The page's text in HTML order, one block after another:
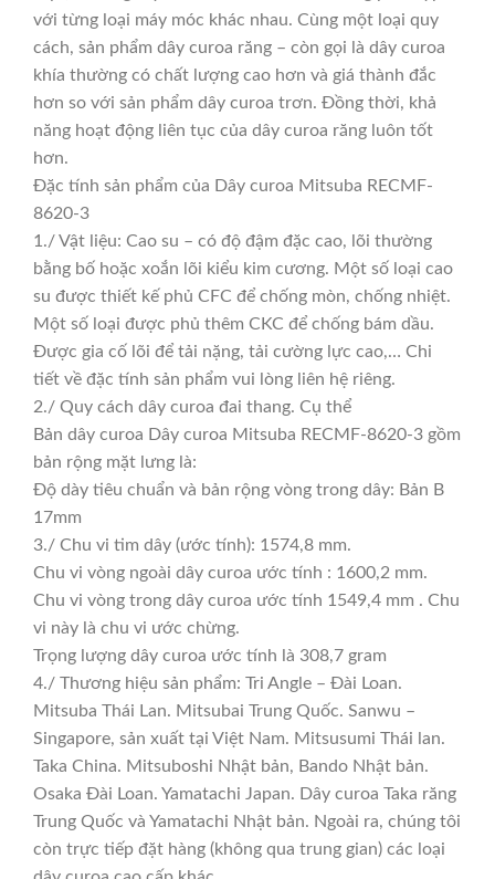
với từng loại máy móc khác nhau. Cùng một loại quy
cách, sản phẩm dây curoa răng – còn gọi là dây curoa
khía thường có chất lượng cao hơn và giá thành đắc
hơn so với sản phẩm dây curoa trơn. Đồng thời, khả
năng hoạt động liên tục của dây curoa răng luôn tốt
hơn.
Đặc tính sản phẩm của Dây curoa Mitsuba RECMF-
8620-3
1./ Vật liệu: Cao su – có độ đậm đặc cao, lõi thường
bằng bố hoặc xoắn lõi kiểu kim cương. Một số loại cao
su được thiết kế phủ CFC để chống mòn, chống nhiệt.
Một số loại được phủ thêm CKC để chống bám dầu.
Được gia cố lõi để tải nặng, tải cường lực cao,… Chi
tiết về đặc tính sản phẩm vui lòng liên hệ riêng.
2./ Quy cách dây curoa đai thang. Cụ thể
Bản dây curoa Dây curoa Mitsuba RECMF-8620-3 gồm
bản rộng mặt lưng là:
Độ dày tiêu chuẩn và bản rộng vòng trong dây: Bản B
17mm
3./ Chu vi tim dây (ước tính): 1574,8 mm.
Chu vi vòng ngoài dây curoa ước tính : 1600,2 mm.
Chu vi vòng trong dây curoa ước tính 1549,4 mm . Chu
vi này là chu vi ước chừng.
Trọng lượng dây curoa ước tính là 308,7 gram
4./ Thương hiệu sản phẩm: Tri Angle – Đài Loan.
Mitsuba Thái Lan. Mitsubai Trung Quốc. Sanwu –
Singapore, sản xuất tại Việt Nam. Mitsusumi Thái lan.
Taka China. Mitsuboshi Nhật bản, Bando Nhật bản.
Osaka Đài Loan. Yamatachi Japan. Dây curoa Taka răng
Trung Quốc và Yamatachi Nhật bản. Ngoài ra, chúng tôi
còn trực tiếp đặt hàng (không qua trung gian) các loại